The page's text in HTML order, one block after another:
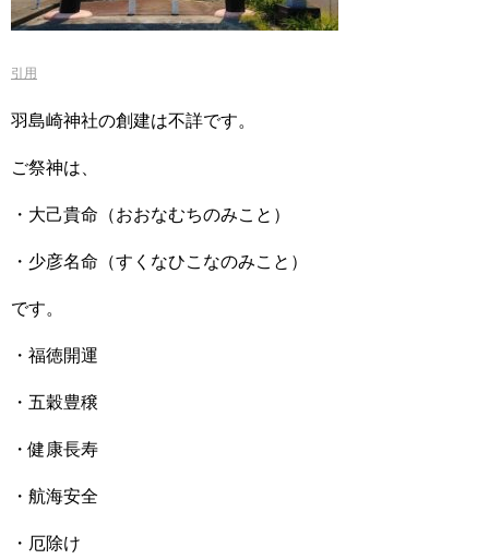
引用
羽島崎神社の創建は不詳です。
ご祭神は、
・大己貴命（おおなむちのみこと）
・少彦名命（すくなひこなのみこと）
です。
・福徳開運
・五穀豊穣
・健康長寿
・航海安全
・厄除け